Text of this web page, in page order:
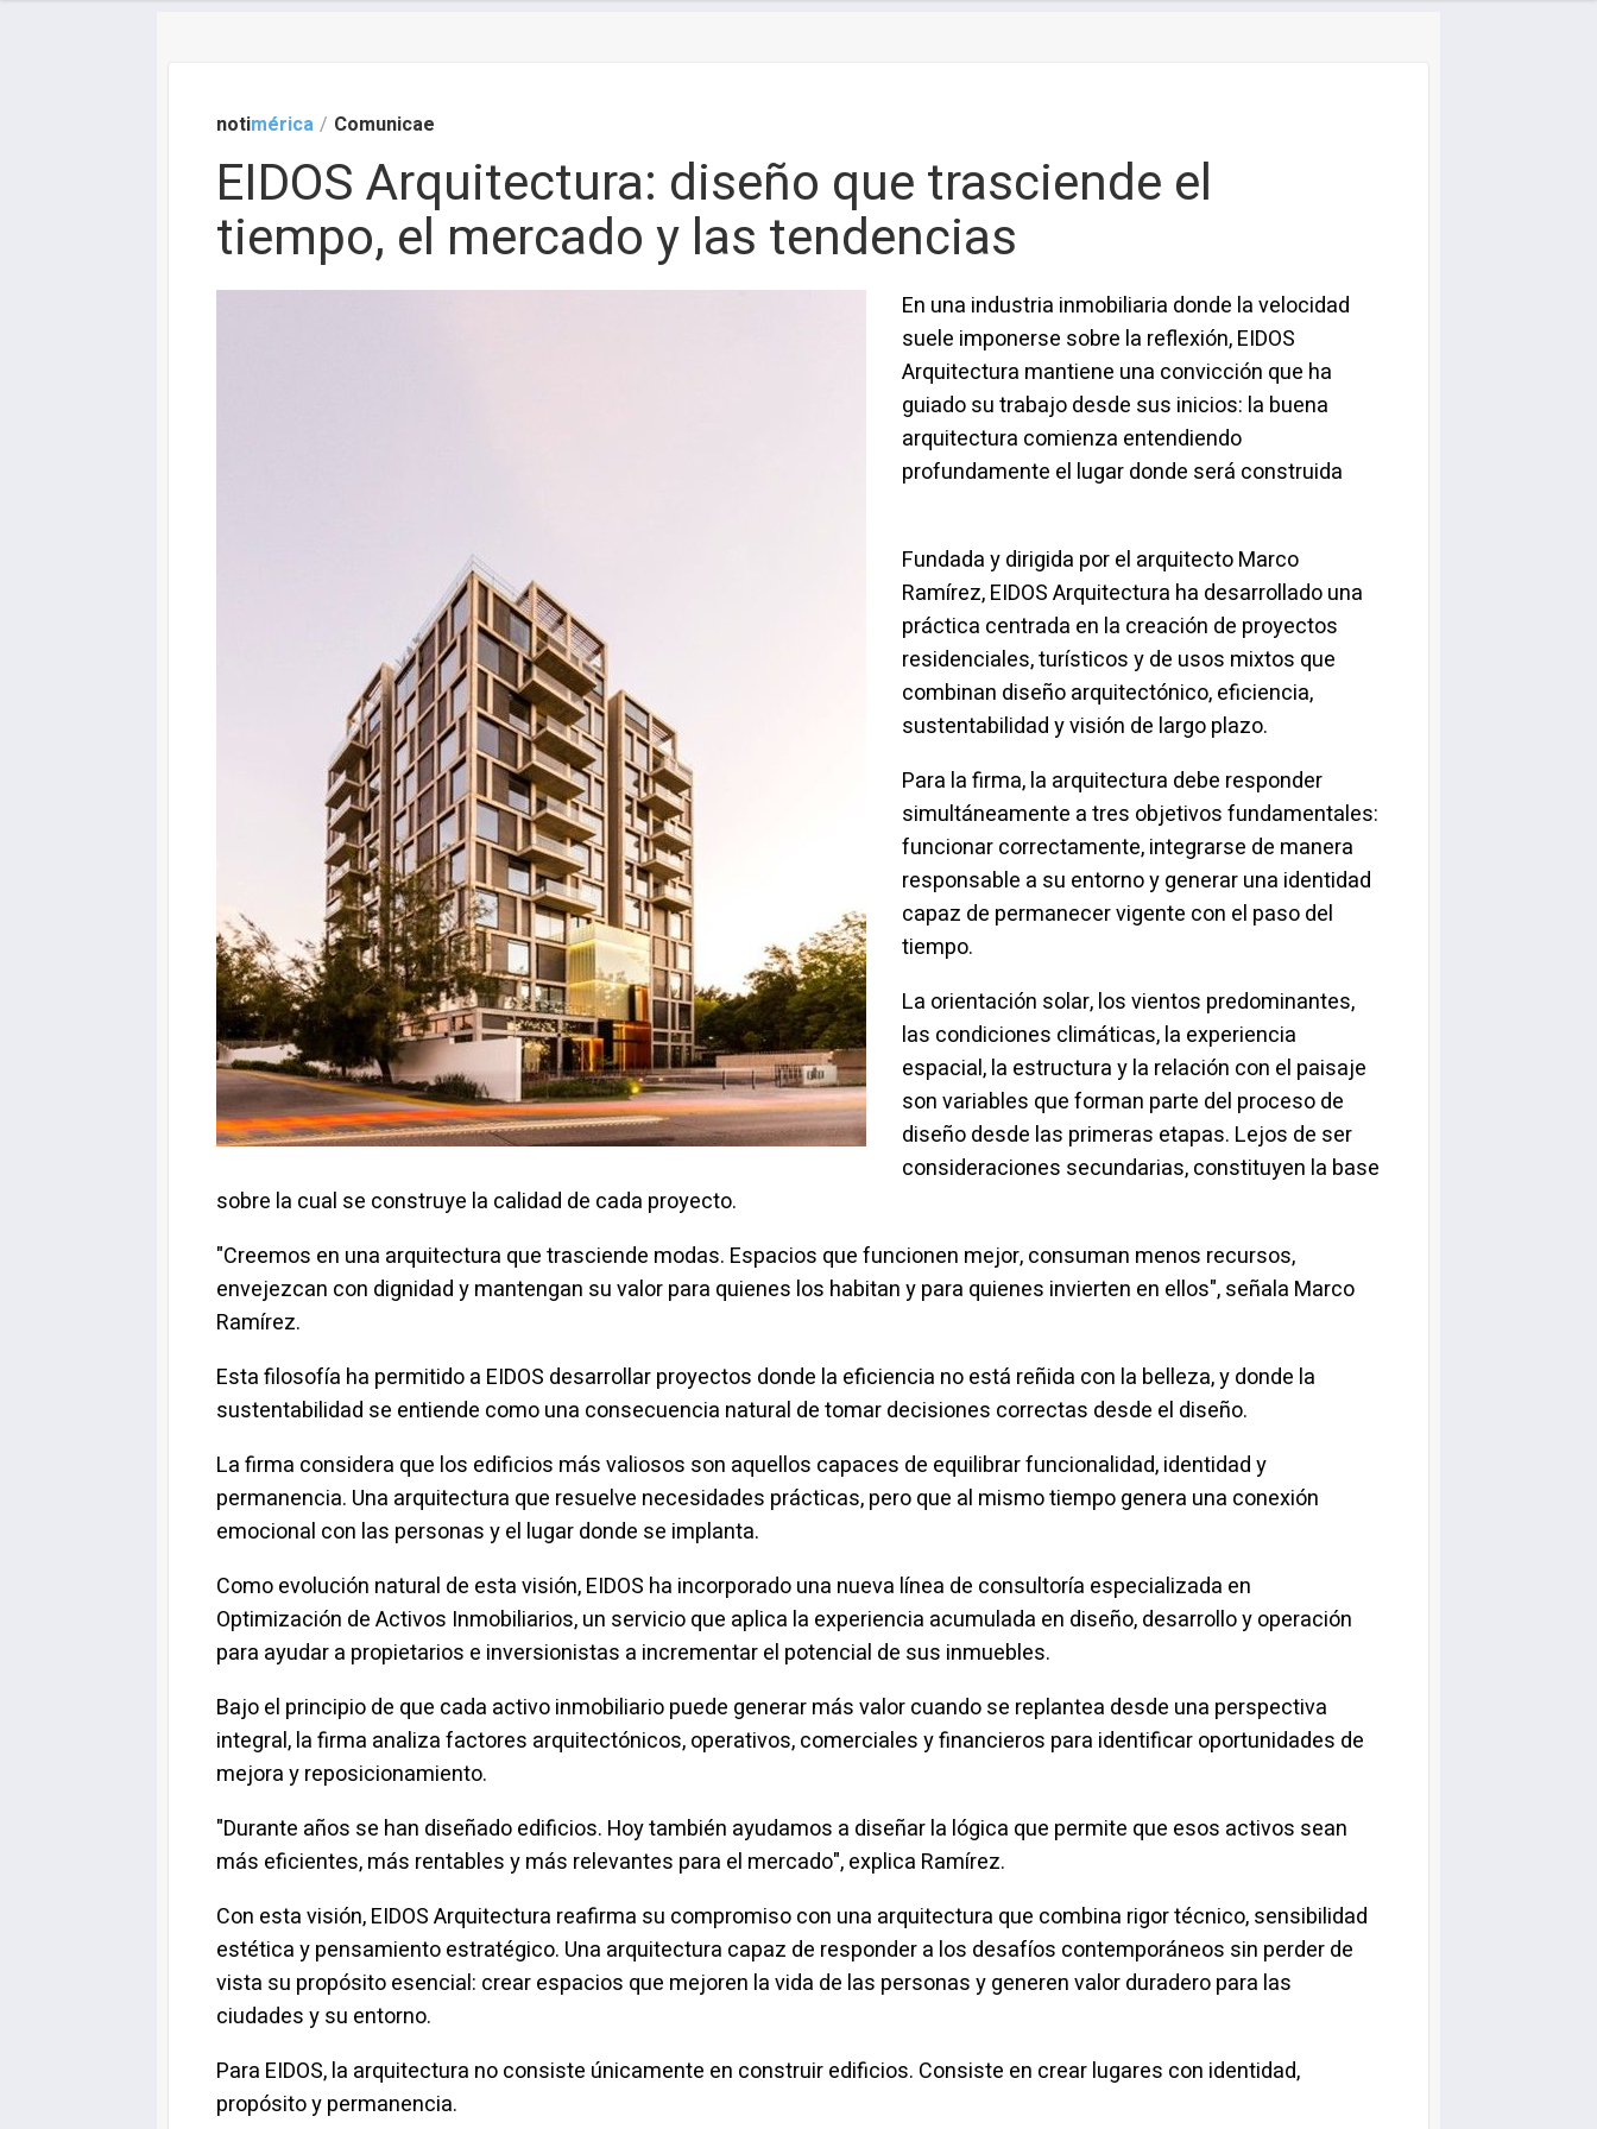
notimérica / Comunicae
EIDOS Arquitectura: diseño que trasciende el
tiempo, el mercado y las tendencias
En una industria inmobiliaria donde la velocidad
suele imponerse sobre la reflexión, EIDOS
Arquitectura mantiene una convicción que ha
guiado su trabajo desde sus inicios: la buena
arquitectura comienza entendiendo
profundamente el lugar donde será construida
Fundada y dirigida por el arquitecto Marco
Ramírez, EIDOS Arquitectura ha desarrollado una
práctica centrada en la creación de proyectos
residenciales, turísticos y de usos mixtos que
combinan diseño arquitectónico, eficiencia,
sustentabilidad y visión de largo plazo.
Para la firma, la arquitectura debe responder
simultáneamente a tres objetivos fundamentales:
funcionar correctamente, integrarse de manera
responsable a su entorno y generar una identidad
capaz de permanecer vigente con el paso del
tiempo.
La orientación solar, los vientos predominantes,
las condiciones climáticas, la experiencia
espacial, la estructura y la relación con el paisaje
son variables que forman parte del proceso de
diseño desde las primeras etapas. Lejos de ser
consideraciones secundarias, constituyen la base
sobre la cual se construye la calidad de cada proyecto.
"Creemos en una arquitectura que trasciende modas. Espacios que funcionen mejor, consuman menos recursos,
envejezcan con dignidad y mantengan su valor para quienes los habitan y para quienes invierten en ellos", señala Marco
Ramírez.
Esta filosofía ha permitido a EIDOS desarrollar proyectos donde la eficiencia no está reñida con la belleza, y donde la
sustentabilidad se entiende como una consecuencia natural de tomar decisiones correctas desde el diseño.
La firma considera que los edificios más valiosos son aquellos capaces de equilibrar funcionalidad, identidad y
permanencia. Una arquitectura que resuelve necesidades prácticas, pero que al mismo tiempo genera una conexión
emocional con las personas y el lugar donde se implanta.
Como evolución natural de esta visión, EIDOS ha incorporado una nueva línea de consultoría especializada en
Optimización de Activos Inmobiliarios, un servicio que aplica la experiencia acumulada en diseño, desarrollo y operación
para ayudar a propietarios e inversionistas a incrementar el potencial de sus inmuebles.
Bajo el principio de que cada activo inmobiliario puede generar más valor cuando se replantea desde una perspectiva
integral, la firma analiza factores arquitectónicos, operativos, comerciales y financieros para identificar oportunidades de
mejora y reposicionamiento.
"Durante años se han diseñado edificios. Hoy también ayudamos a diseñar la lógica que permite que esos activos sean
más eficientes, más rentables y más relevantes para el mercado", explica Ramírez.
Con esta visión, EIDOS Arquitectura reafirma su compromiso con una arquitectura que combina rigor técnico, sensibilidad
estética y pensamiento estratégico. Una arquitectura capaz de responder a los desafíos contemporáneos sin perder de
vista su propósito esencial: crear espacios que mejoren la vida de las personas y generen valor duradero para las
ciudades y su entorno.
Para EIDOS, la arquitectura no consiste únicamente en construir edificios. Consiste en crear lugares con identidad,
propósito y permanencia.